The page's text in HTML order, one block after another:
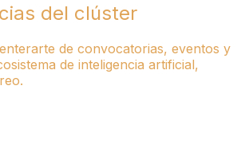
del clúster
de convocatorias, eventos y
de inteligencia artificial,